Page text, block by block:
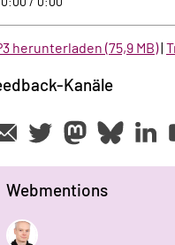
herunterladen (75,9 MB)|
Kanäle
Webmentions